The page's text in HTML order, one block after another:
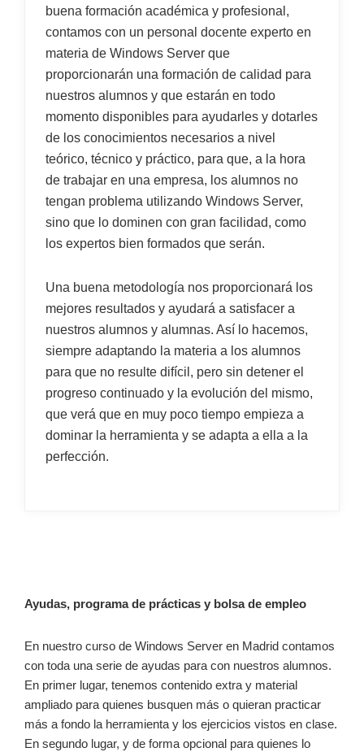
buena formación académica y profesional,
contamos con un personal docente experto en
materia de Windows Server que
proporcionarán una formación de calidad para
nuestros alumnos y que estarán en todo
momento disponibles para ayudarles y dotarles
de los conocimientos necesarios a nivel
teórico, técnico y práctico, para que, a la hora
de trabajar en una empresa, los alumnos no
tengan problema utilizando Windows Server,
sino que lo dominen con gran facilidad, como
los expertos bien formados que serán.
Una buena metodología nos proporcionará los
mejores resultados y ayudará a satisfacer a
nuestros alumnos y alumnas. Así lo hacemos,
siempre adaptando la materia a los alumnos
para que no resulte difícil, pero sin detener el
progreso continuado y la evolución del mismo,
que verá que en muy poco tiempo empieza a
dominar la herramienta y se adapta a ella a la
perfección.
Ayudas, programa de prácticas y bolsa de empleo
En nuestro curso de Windows Server en Madrid contamos
con toda una serie de ayudas para con nuestros alumnos.
En primer lugar, tenemos contenido extra y material
ampliado para quienes busquen más o quieran practicar
más a fondo la herramienta y los ejercicios vistos en clase.
En segundo lugar, y de forma opcional para quienes lo